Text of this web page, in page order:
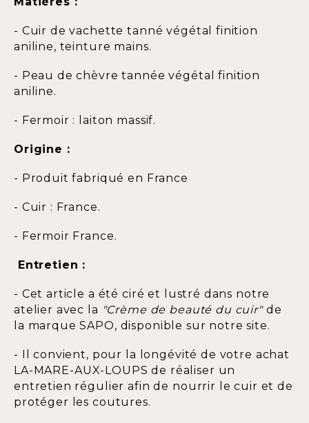
- Cuir de vachette tanné végétal finition
aniline, teinture mains.
- Peau de chèvre tannée végétal finition
aniline.
- Fermoir : laiton massif.
Origine :
- Produit fabriqué en France
- Cuir : France.
- Fermoir France.
Entretien :
- Cet article a été ciré et lustré dans notre
atelier avec la "Crème de beauté du cuir"de
la marque SAPO, disponible sur notre site.
- Il convient, pour la longévité de votre achat
LA-MARE-AUX-LOUPS de réaliser un
entretien régulier afin de nourrir le cuir et de
protéger les coutures.